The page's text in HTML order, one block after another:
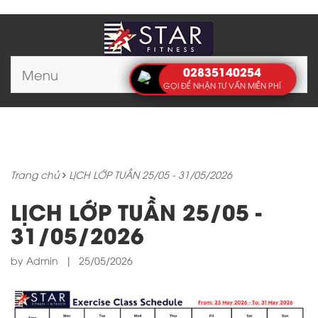
Toggle
Menu 02835140254
GỌI ĐỂ NHẬN TƯ VẤN MIỄN PHÍ
Trang chủ LỊCH LỚP TUẦN 25/05 - 31/05/2026
LỊCH LỚP TUẦN 25/05 -
31/05/2026
by Admin | 25/05/2026